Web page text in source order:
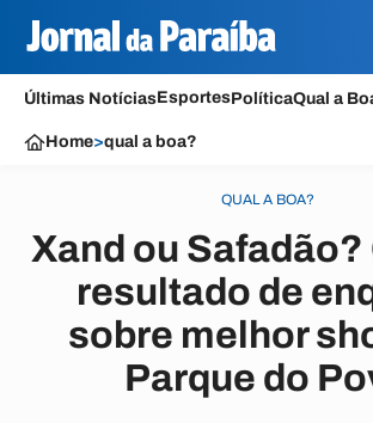
Últimas NotíciasEsportesPolíticaQual a
Home>qual a boa?
QUAL A BOA?
Xand ou
resultado de
sobre melhor
Parque do